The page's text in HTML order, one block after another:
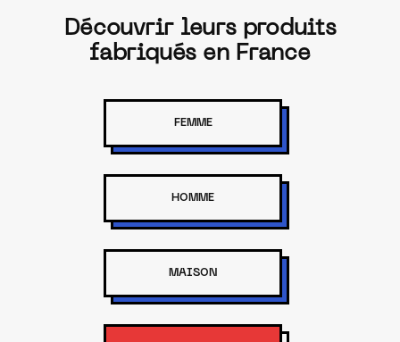
Découvrir leurs produits
fabriqués en France
FEMME
HOMME
MAISON